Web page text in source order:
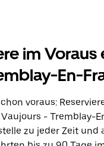
im Voraus
En-
voraus:
- Tremblay-
zu jeder Zeit und